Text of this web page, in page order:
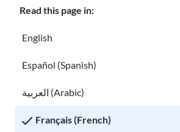
Read this page in:
English
Español (Spanish)
العربية (Arabic)
Français (French)
Téléchargez l'
2. Prépare et protège tes